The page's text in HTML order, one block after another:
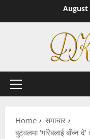
August
Primary
Home
समाचार
बुटवलमा ‘गरिबलाई बाँच्न